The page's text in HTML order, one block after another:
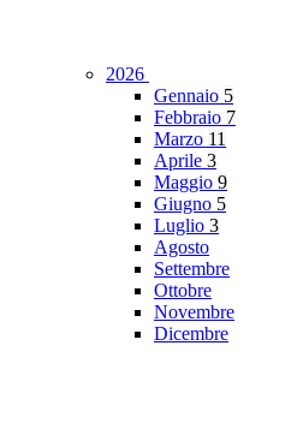
2026
Gennaio 5
Febbraio 7
Marzo 11
Aprile 3
Maggio 9
Giugno 5
Luglio 3
Agosto
Settembre
Ottobre
Novembre
Dicembre